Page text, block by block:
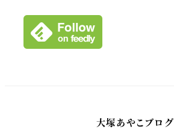
ブ
大塚あやこブログ